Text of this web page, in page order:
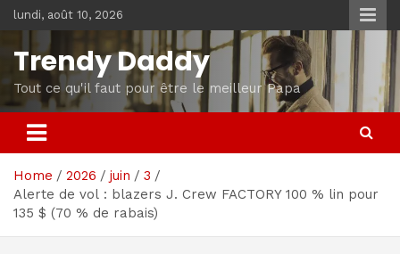
Skip
to
content
lundi, août 10, 2026
Trendy Daddy
Tout ce qu'il faut pour être le meilleur Papa
Home 2026 juin
3
Alerte de vol : blazers J. Crew FACTORY 100 % lin pour
135 $ (70 % de rabais)